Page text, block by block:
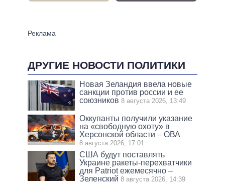
ДРУГИЕ НОВОСТИ ПОЛИТИКИ
Новая Зеландия ввела новые
санкции против россии и ее
союзников 8 августа 2026, 13:49
Оккупанты получили указание
на «свободную охоту» в
Херсонской области – ОВА
8 августа 2026, 17:01
США будут поставлять
Украине ракеты-перехватчики
для Patriot ежемесячно –
Зеленский 8 августа 2026, 14:39